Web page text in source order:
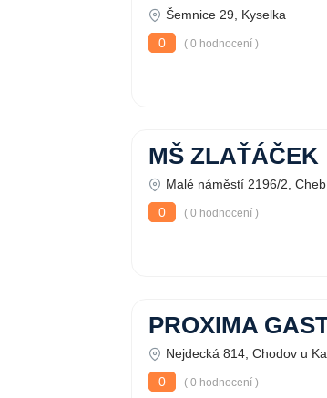
Šemnice 29, Kyselka
0
( 0 hodnocení )
MŠ ZLAŤÁČEK
Malé náměstí 2196/2,
0
( 0 hodnocení )
PROXIMA
Nejdecká 814, Chodov u
0
( 0 hodnocení )